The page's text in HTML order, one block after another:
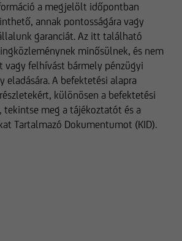
a megjelölt időpontban
annak pontosságára vagy
garanciát. Az itt található
minősülnek, és nem
vagy felhívást bármely pénzügyi
eladására. A befektetési alapra
különösen a befektetési
meg a tájékoztatót és a
Tartalmazó Dokumentumot (KID).